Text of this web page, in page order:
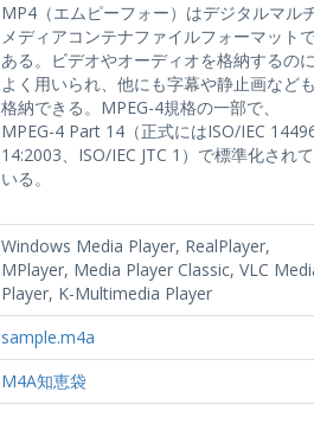
MP4（エムピーフォー）はデジタルマル
メディアコンテナファイルフォーマット
ある。ビデオやオーディオを格納するのに
よく用いられ、他にも字幕や静止画なども
格納できる。MPEG-4規格の一部で、
MPEG-4 Part 14（正式にはISO/IEC
14:2003、ISO/IEC JTC 1）で標準化されて
いる。
Windows Media Player, RealPlayer,
MPlayer, Media Player Classic, VLC
Player, K-Multimedia Player
sample.m4a
M4A知恵袋